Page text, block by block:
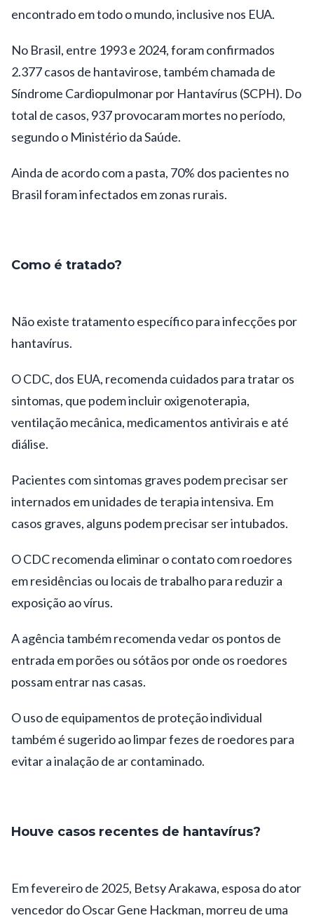
encontrado em todo o mundo, inclusive nos EUA.
No Brasil, entre 1993 e 2024, foram confirmados
2.377 casos de hantavirose, também chamada de
Síndrome Cardiopulmonar por Hantavírus (SCPH). Do
total de casos, 937 provocaram mortes no período,
segundo o Ministério da Saúde.
Ainda de acordo com a pasta, 70% dos pacientes no
Brasil foram infectados em zonas rurais.
Como é tratado?
Não existe tratamento específico para infecções por
hantavírus.
O CDC, dos EUA, recomenda cuidados para tratar os
sintomas, que podem incluir oxigenoterapia,
ventilação mecânica, medicamentos antivirais e até
diálise.
Pacientes com sintomas graves podem precisar ser
internados em unidades de terapia intensiva. Em
casos graves, alguns podem precisar ser intubados.
O CDC recomenda eliminar o contato com roedores
em residências ou locais de trabalho para reduzir a
exposição ao vírus.
A agência também recomenda vedar os pontos de
entrada em porões ou sótãos por onde os roedores
possam entrar nas casas.
O uso de equipamentos de proteção individual
também é sugerido ao limpar fezes de roedores para
evitar a inalação de ar contaminado.
Houve casos recentes de hantavírus?
Em fevereiro de 2025, Betsy Arakawa, esposa do ator
vencedor do Oscar Gene Hackman, morreu de uma